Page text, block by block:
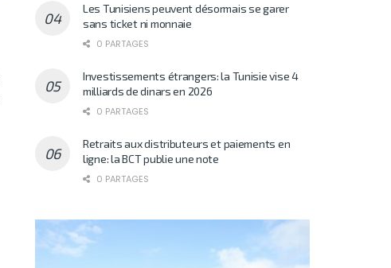
Les Tunisiens peuvent désormais se garer
sans ticket ni monnaie
0 PARTAGES
Investissements étrangers: la Tunisie vise 4
milliards de dinars en 2026
0 PARTAGES
Retraits aux distributeurs et paiements en
ligne: la BCT publie une note
0 PARTAGES